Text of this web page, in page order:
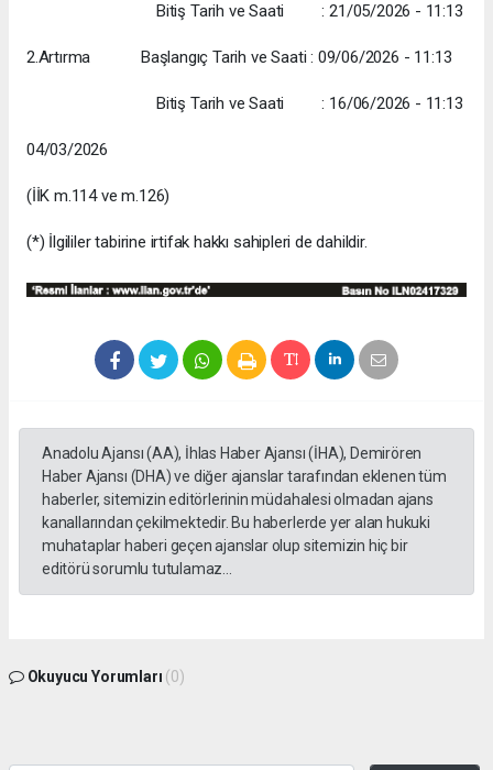
Bitiş Tarih ve Saati : 21/05/2026 - 11:13
2.Artırma Başlangıç Tarih ve Saati : 09/06/2026 - 11:13
Bitiş Tarih ve Saati : 16/06/2026 - 11:13
04/03/2026
(İİK m.114 ve m.126)
(*) İlgililer tabirine irtifak hakkı sahipleri de dahildir.
Anadolu Ajansı (AA), İhlas Haber Ajansı (İHA), Demirören
Haber Ajansı (DHA) ve diğer ajanslar tarafından eklenen tüm
haberler, sitemizin editörlerinin müdahalesi olmadan ajans
kanallarından çekilmektedir. Bu haberlerde yer alan hukuki
muhataplar haberi geçen ajanslar olup sitemizin hiç bir
editörü sorumlu tutulamaz...
Okuyucu Yorumları (0)